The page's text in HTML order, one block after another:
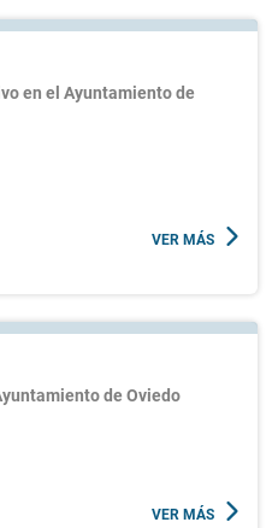
en el Ayuntamiento de
VER MÁS
de Oviedo
VER MÁS